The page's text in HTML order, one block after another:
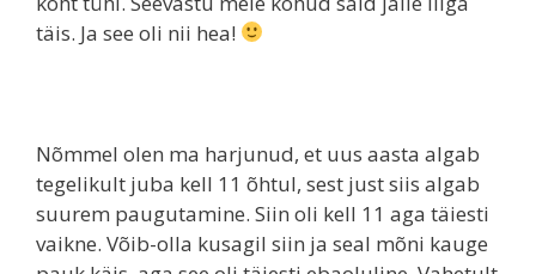
täis. Ja see oli nii hea!
Nõmmel olen ma harjunud, et uus aasta algab
tegelikult juba kell 11 õhtul, sest just siis algab
suurem paugutamine. Siin oli kell 11 aga täiesti
vaikne. Võib-olla kusagil siin ja seal mõni kauge